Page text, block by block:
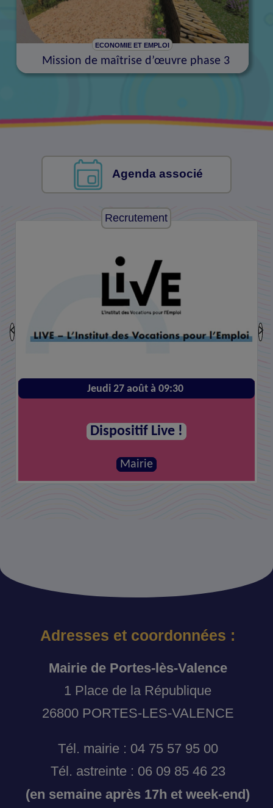
ECONOMIE ET EMPLOI
Mission de maîtrise d’œuvre phase 3
Agenda associé
Recrutement
Jeudi 27 août à 09:30
Dispositif Live !
Mairie
Adresses et coordonnées :
Mairie de Portes-lès-Valence
1 Place de la République
26800 PORTES-LES-VALENCE
Tél. mairie : 04 75 57 95 00
Tél. astreinte : 06 09 85 46 23
(en semaine après 17h et week-end)